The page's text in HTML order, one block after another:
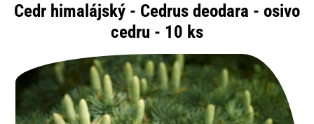
Cedr himalájský - Cedrus deodara - osivo
cedru - 10 ks